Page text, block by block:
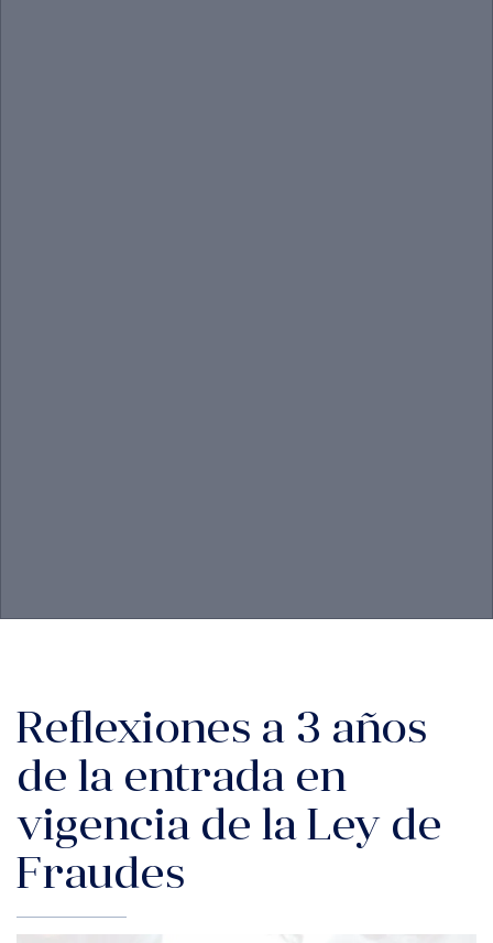
Reflexiones a 3 años
de la entrada en
vigencia de la Ley de
Fraudes